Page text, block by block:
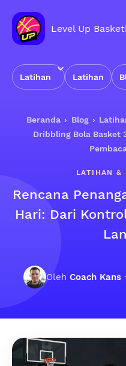
Level Up
Latihan Latihan
Beranda › Blog ›
Dribbling Bola Basket
LATIHAN &
Rencana
Hari: Dari
Oleh Coach Kans·